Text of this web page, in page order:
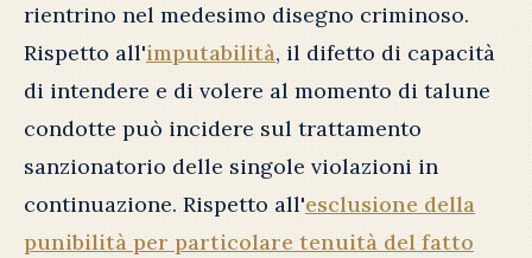
rientrino nel medesimo disegno criminoso.
Rispetto all'imputabilità, il difetto di capacità
di intendere e di volere al momento di talune
condotte può incidere sul trattamento
sanzionatorio delle singole violazioni in
continuazione. Rispetto all'esclusione della
punibilità per particolare tenuità del fatto